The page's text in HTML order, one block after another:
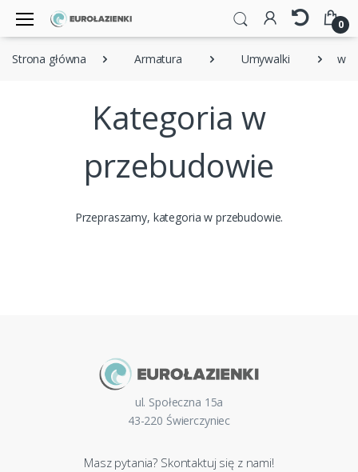
0
Strona główna Armatura Umywalki
Kategoria w
przebudowie
Przepraszamy, kategoria w przebudowie.
ul. Społeczna 15a
43-220 Świerczyniec
Masz pytania? Skontaktuj się z nami!